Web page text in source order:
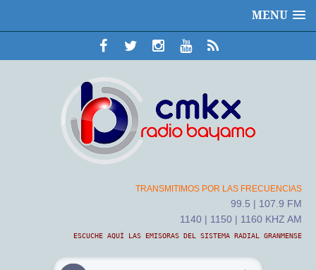
MENU
TRANSMITIMOS POR LAS FRECUENCIAS
99.5 | 107.9 FM
1140 | 1150 | 1160 KHZ AM
ESCUCHE AQUÍ LAS EMISORAS DEL SISTEMA RADIAL GRANMENSE